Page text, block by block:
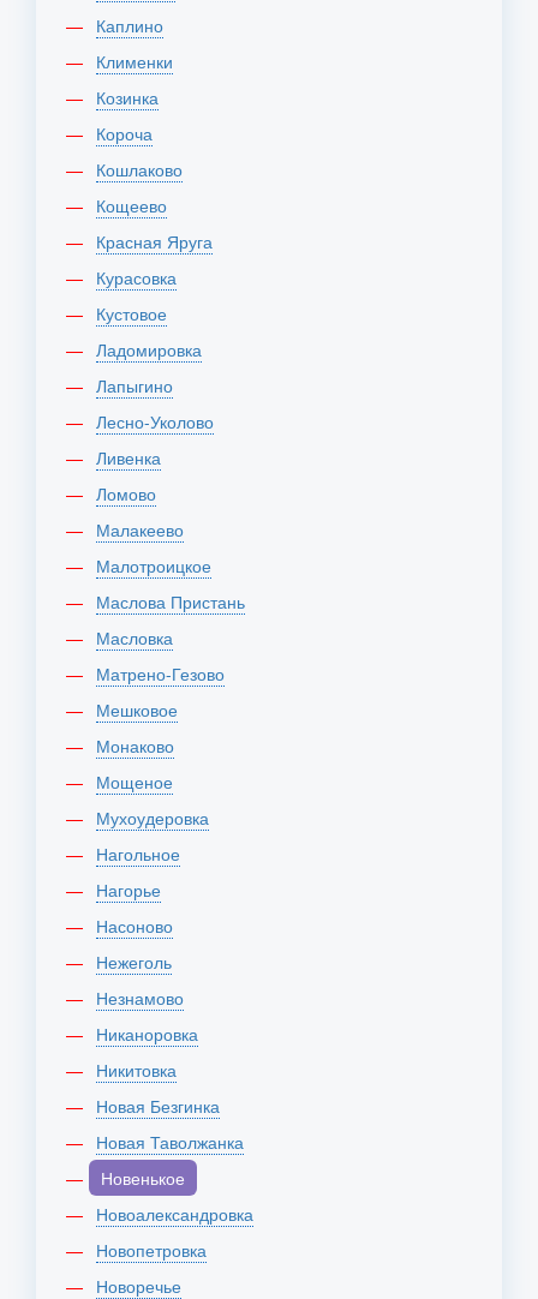
Каплино
Клименки
Козинка
Короча
Кошлаково
Кощеево
Красная Яруга
Курасовка
Кустовое
Ладомировка
Лапыгино
Лесно-Уколово
Ливенка
Ломово
Малакеево
Малотроицкое
Маслова Пристань
Масловка
Матрено-Гезово
Мешковое
Монаково
Мощеное
Мухоудеровка
Нагольное
Нагорье
Насоново
Нежеголь
Незнамово
Никаноровка
Никитовка
Новая Безгинка
Новая Таволжанка
Новенькое
Новоалександровка
Новопетровка
Новоречье